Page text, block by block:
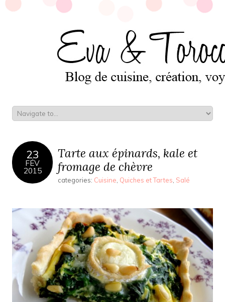
23
FÉV
2015
Tarte aux épinards, kale et
fromage de chèvre
categories: Cuisine Quiches et Tartes Salé